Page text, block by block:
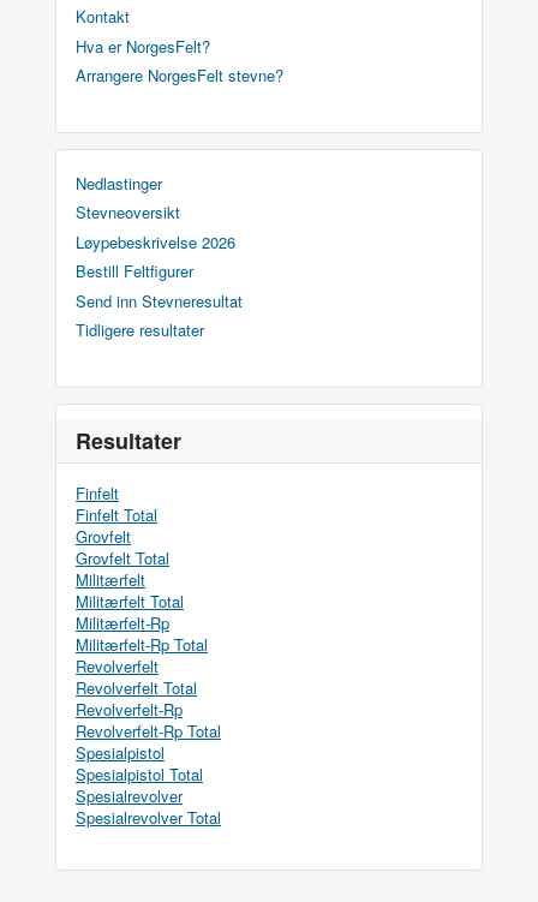
Kontakt
Hva er NorgesFelt?
Arrangere NorgesFelt stevne?
Nedlastinger
Stevneoversikt
Løypebeskrivelse 2026
Bestill Feltfigurer
Send inn Stevneresultat
Tidligere resultater
Resultater
Finfelt
Finfelt Total
Grovfelt
Grovfelt Total
Militærfelt
Militærfelt Total
Militærfelt-Rp
Militærfelt-Rp Total
Revolverfelt
Revolverfelt Total
Revolverfelt-Rp
Revolverfelt-Rp Total
Spesialpistol
Spesialpistol Total
Spesialrevolver
Spesialrevolver Total